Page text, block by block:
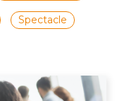
Spectacle